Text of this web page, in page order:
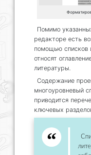
Помимо
редакторе есть
помощью списков
относят
литературы.
Содержание
многоуровневый
приводится
ключевых